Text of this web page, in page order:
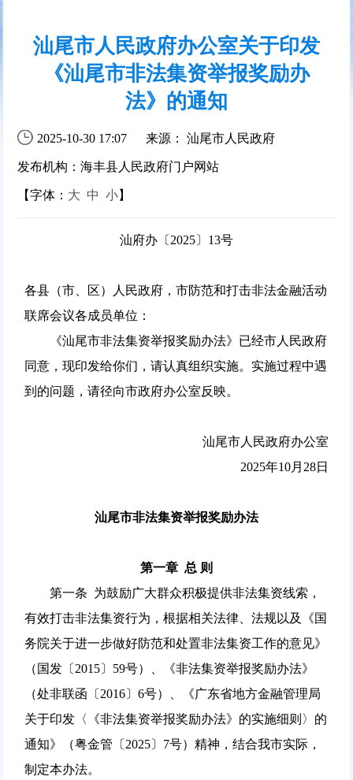
汕尾市人民政府办公室关于印发
《汕尾市非法集资举报奖励办
法》的通知
2025-10-30 17:07 来源： 汕尾市人民政府
发布机构：海丰县人民政府门户网站
【字体： 大 中 小】
汕府办〔2025〕13号
各县（市、区）人民政府，市防范和打击非法金融活动
联席会议各成员单位：
《汕尾市非法集资举报奖励办法》已经市人民政府
同意，现印发给你们，请认真组织实施。实施过程中遇
到的问题，请径向市政府办公室反映。
汕尾市人民政府办公室
2025年10月28日
汕尾市非法集资举报奖励办法
第一章 总 则
第一条 为鼓励广大群众积极提供非法集资线索，
有效打击非法集资行为，根据相关法律、法规以及《国
务院关于进一步做好防范和处置非法集资工作的意见》
（国发〔2015〕59号）、《非法集资举报奖励办法》
（处非联函〔2016〕6号）、《广东省地方金融管理局
关于印发〈《非法集资举报奖励办法》的实施细则〉的
通知》（粤金管〔2025〕7号）精神，结合我市实际，
制定本办法。